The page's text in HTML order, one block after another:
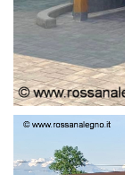
PERGOLA